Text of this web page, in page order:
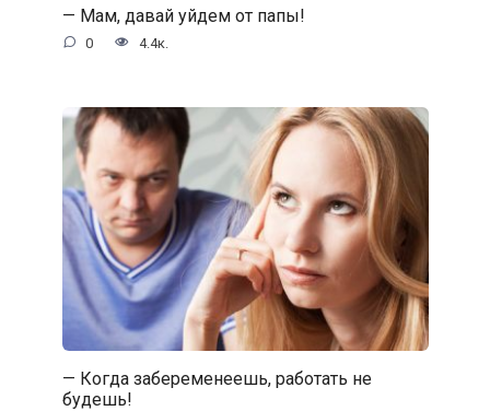
— Мам, давай уйдем от папы!
0 4.4к.
— Когда забеременеешь, работать не
будешь!